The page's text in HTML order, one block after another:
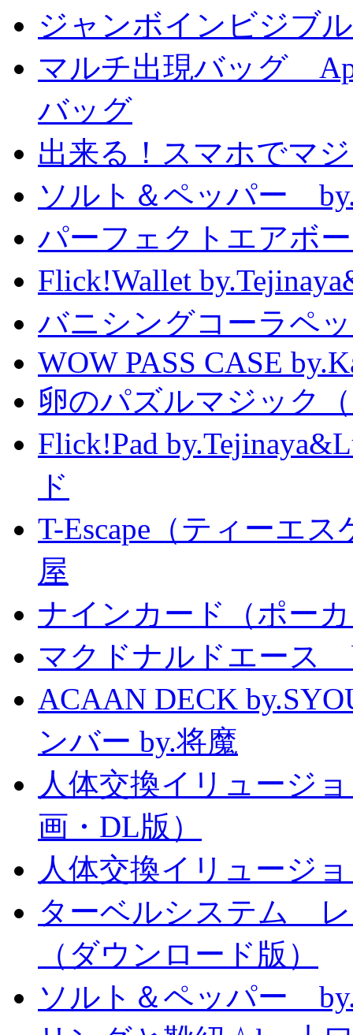
ジャンボインビジブ
マルチ出現バッグ
バッグ
出来る！スマホでマ
ソルト＆ペッパー
パーフェクトエアボ
Flick!Wallet
バニシングコーラペ
WOW PASS CASE
卵のパズルマジック
Flick!Pad
ド
T-Escape（ティーエ
屋
ナインカード（ポー
マクドナルドエース
ACAAN DECK
ンバー by.将魔
人体交換イリュージ
画・DL版）
人体交換イリュージ
ターベルシステム
（ダウンロード版）
ソルト＆ペッパー